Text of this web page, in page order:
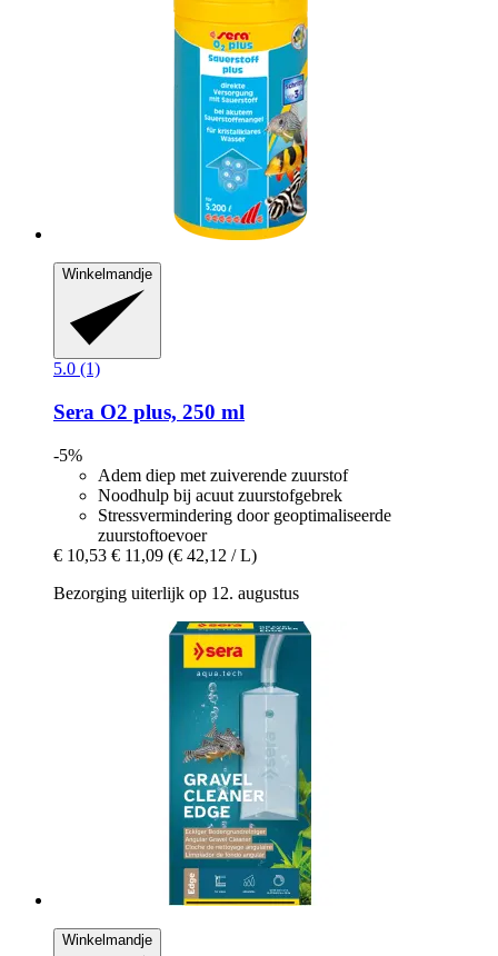
Winkelmandje
5.0 (1)
Sera O2 plus, 250 ml
-5%
Adem diep met zuiverende zuurstof
Noodhulp bij acuut zuurstofgebrek
Stressvermindering door geoptimaliseerde
zuurstoftoevoer
€ 10,53 € 11,09 (€ 42,12 / L)
Bezorging uiterlijk op 12. augustus
Winkelmandje